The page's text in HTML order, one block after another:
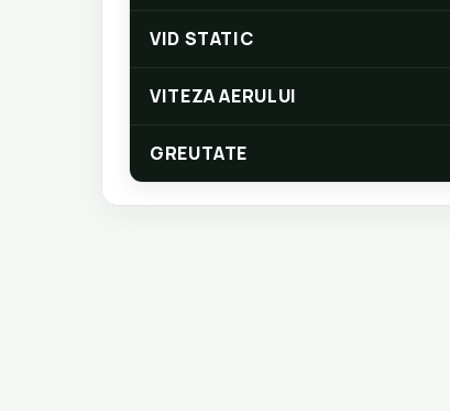
VID STATIC
VITEZA AERULUI
GREUTATE